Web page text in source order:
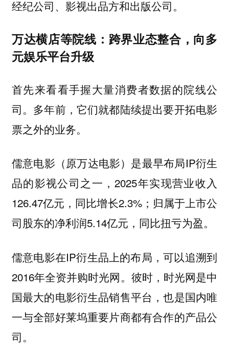
经纪公司、影视出品方和出版公司。
万达横店等院线：跨界业态整合，向多
元娱乐平台升级
首先来看看手握大量消费者数据的院线公
司。多年前，它们就都陆续提出要开拓电影
票之外的业务。
儒意电影（原万达电影）是最早布局IP衍生
品的影视公司之一，2025年实现营业收入
126.47亿元，同比增长2.3%；归属于上市公
司股东的净利润5.14亿元，同比扭亏为盈。
儒意电影在IP衍生品上的布局，可以追溯到
2016年全资并购时光网。彼时，时光网是中
国最大的电影衍生品销售平台，也是国内唯
一与全部好莱坞重要片商都有合作的产品公
司。